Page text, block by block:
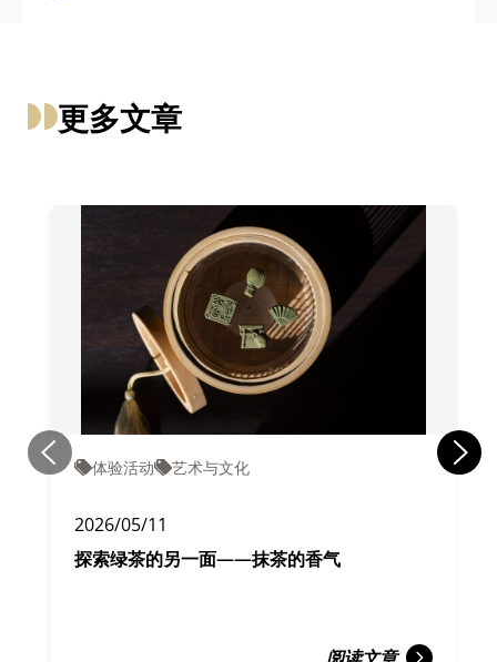
更多文章
体验活动 艺术与文化
2026/05/11
探索绿茶的另一面——抹茶的香气
阅读文章